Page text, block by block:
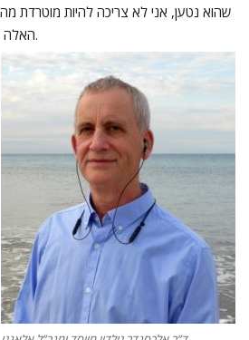
ד”ר אלכסנדר גולדין מייסד ומנכ”ל אלאנגו
טכנולוגיות